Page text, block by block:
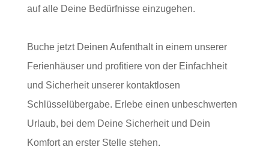
auf alle Deine Bedürfnisse einzugehen.
Buche jetzt Deinen Aufenthalt in einem unserer
Ferienhäuser und profitiere von der Einfachheit
und Sicherheit unserer kontaktlosen
Schlüsselübergabe. Erlebe einen unbeschwerten
Urlaub, bei dem Deine Sicherheit und Dein
Komfort an erster Stelle stehen.